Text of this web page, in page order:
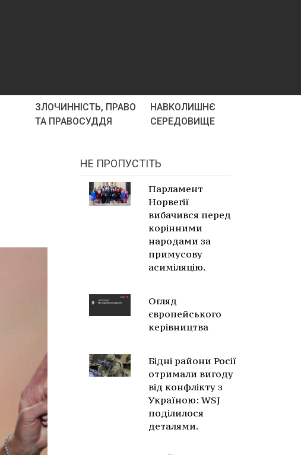
ЗЛОЧИННІСТЬ, ПРАВО
ТА ПРАВОСУДДЯ
НАВКОЛИШНЄ
СЕРЕДОВИЩЕ
НЕ ПРОПУСТІТЬ
Парламент
Норвегії
вибачився перед
корінними
народами за
примусову
асиміляцію.
Огляд
європейського
керівництва
Бідні райони Росії
отримали вигоду
від конфлікту з
Україною: WSJ
поділилося
деталями.